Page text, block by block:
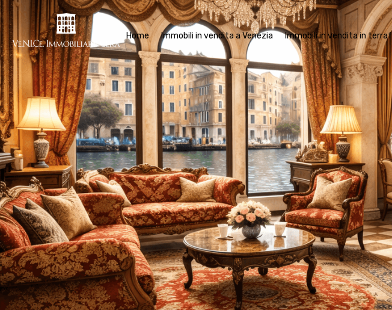
Home Immobili in vendita a Venezia
Home
Immobili in vendita a Venezia Immobili in vendita in